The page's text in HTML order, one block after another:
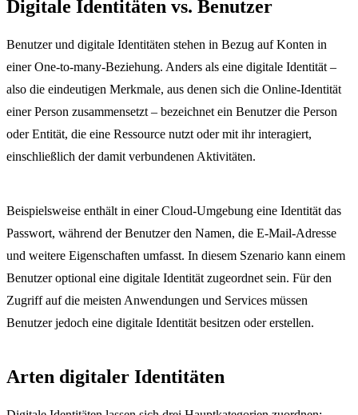
Digitale Identitäten vs. Benutzer
Benutzer und digitale Identitäten stehen in Bezug auf Konten in
einer One-to-many-Beziehung. Anders als eine digitale Identität –
also die eindeutigen Merkmale, aus denen sich die Online-Identität
einer Person zusammensetzt – bezeichnet ein Benutzer die Person
oder Entität, die eine Ressource nutzt oder mit ihr interagiert,
einschließlich der damit verbundenen Aktivitäten.
Beispielsweise enthält in einer Cloud-Umgebung eine Identität das
Passwort, während der Benutzer den Namen, die E-Mail-Adresse
und weitere Eigenschaften umfasst. In diesem Szenario kann einem
Benutzer optional eine digitale Identität zugeordnet sein. Für den
Zugriff auf die meisten Anwendungen und Services müssen
Benutzer jedoch eine digitale Identität besitzen oder erstellen.
Arten digitaler Identitäten